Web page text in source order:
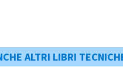
ALTRI LIBRI